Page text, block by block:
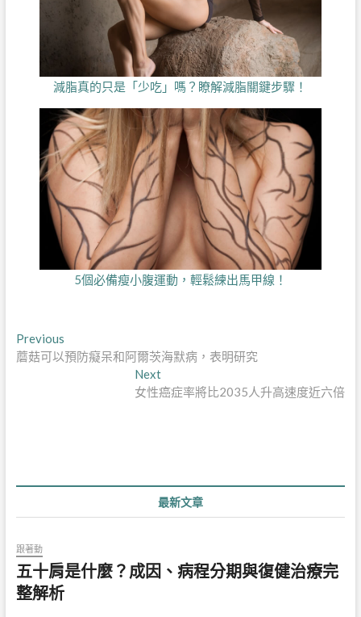
減脂真的只是「少吃」嗎？瞭解減脂關鍵步驟！
5個必備瘦小腹運動，輕鬆練出馬甲線！
文
章
PreviousPrevious
post:
蘑菇可以預防癡呆和阿爾茨海默病，表明研究
NextNext
post:
女性癌症率將比2035人升高速度近六倍
最新文章
跟著動
五十肩是什麼？成因、病程分期與復健治療完
整解析